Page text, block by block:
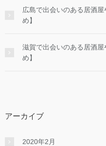
広島で出会いのある居酒
め】
滋賀で出会いのある居酒
め】
アーカイブ
2020年2月